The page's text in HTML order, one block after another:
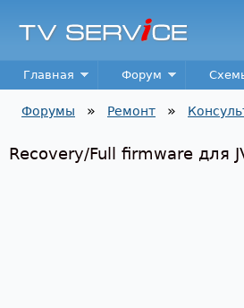
TV
Service
Main menu
Главная Форум
Форумы » Ремонт »
Recovery/Full firmware для